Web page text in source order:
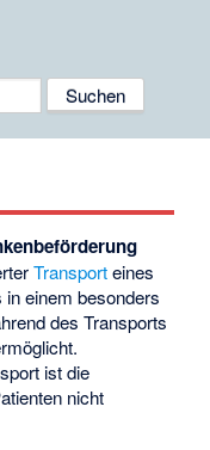
Transporteines
einem besonders
des Transports
ist die
nicht